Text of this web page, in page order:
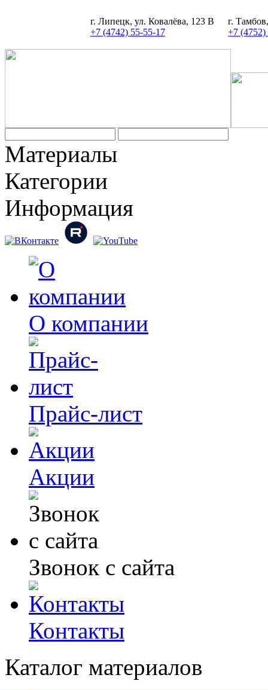
г. Липецк, ул. Ковалёва, 123 В
+7 (4742) 55-55-17
г.
+7 (4752)
Материалы
Категории
Информация
О компании
Прайс-лист
Акции
Звонок с сайта
Контакты
Каталог материалов
Задать вопрос